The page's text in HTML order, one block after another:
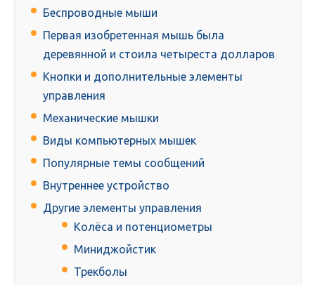
Беспроводные мыши
Первая изобретенная мышь была
деревянной и стоила четыреста долларов
Кнопки и дополнительные элементы
управления
Механические мышки
Виды компьютерных мышек
Популярные темы сообщений
Внутреннее устройство
Другие элементы управления
Колёса и потенциометры
Миниджойстик
Трекболы